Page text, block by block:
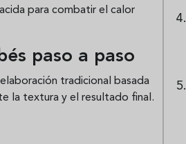
para combatir el calor
paso a paso
tradicional basada
la textura y el resultado final.